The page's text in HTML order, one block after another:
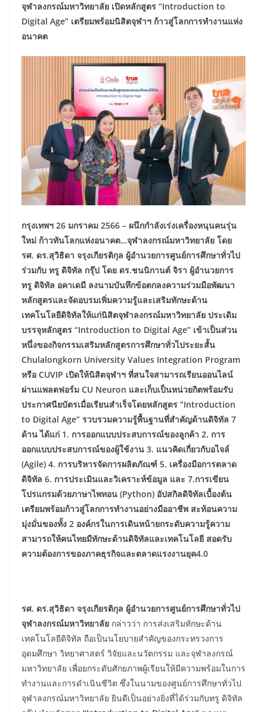
จุฬาลงกรณ์มหาวิทยาลัย เปิดหลักสูตร “Introduction to
Digital Age” เตรียมพร้อมนิสิตจุฬาฯ ก้าวสู่โลกการทำงานแห่ง
อนาคต
กรุงเทพฯ 26 มกราคม 2566 – ผนึกกำลังเร่งเครื่องหนุนคนรุ่น
ใหม่ ก้าวทันโลกแห่งอนาคต…จุฬาลงกรณ์มหาวิทยาลัย โดย
รศ. ดร.สุวิธิดา จรุงเกียรติกุล ผู้อำนวยการศูนย์การศึกษาทั่วไป
ร่วมกับ ทรู ดิจิทัล กรุ๊ป โดย ดร.ชนนิกานต์ จิรา ผู้อำนวยการ
ทรู ดิจิทัล อคาเดมี ลงนามบันทึกข้อตกลงความร่วมมือพัฒนา
หลักสูตรและจัดอบรมเพิ่มความรู้และเสริมทักษะด้าน
เทคโนโลยีดิจิทัลให้แก่นิสิตจุฬาลงกรณ์มหาวิทยาลัย ประเดิม
บรรจุหลักสูตร “Introduction to Digital Age” เข้าเป็นส่วน
หนึ่งของกิจกรรมเสริมหลักสูตรการศึกษาทั่วไประยะสั้น
Chulalongkorn University Values Integration Program
หรือ CUVIP เปิดให้นิสิตจุฬาฯ ที่สนใจสามารถเรียนออนไลน์
ผ่านแพลตฟอร์ม CU Neuron และเก็บเป็นหน่วยกิตพร้อมรับ
ประกาศนียบัตรเมื่อเรียนสำเร็จโดยหลักสูตร “Introduction
to Digital Age” รวบรวมความรู้พื้นฐานที่สำคัญด้านดิจิทัล 7
ด้าน ได้แก่ 1. การออกแบบประสบการณ์ของลูกค้า 2. การ
ออกแบบประสบการณ์ของผู้ใช้งาน 3. แนวคิดเกี่ยวกับอไจล์
(Agile) 4. การบริหารจัดการผลิตภัณฑ์ 5. เครื่องมือการตลาด
ดิจิทัล 6. การประเมินและวิเคราะห์ข้อมูล และ 7.การเขียน
โปรแกรมด้วยภาษาไพทอน (Python) อัปสกิลดิจิทัลเบื้องต้น
เตรียมพร้อมก้าวสู่โลกการทำงานอย่างมืออาชีพ สะท้อนความ
มุ่งมั่นของทั้ง 2 องค์กรในการเดินหน้ายกระดับความรู้ความ
สามารถให้คนไทยมีทักษะด้านดิจิทัลและเทคโนโลยี สอดรับ
ความต้องการของภาคธุรกิจและตลาดแรงงานยุค4.0
รศ. ดร.สุวิธิดา จรุงเกียรติกุล ผู้อำนวยการศูนย์การศึกษาทั่วไป
จุฬาลงกรณ์มหาวิทยาลัย กล่าวว่า การส่งเสริมทักษะด้าน
เทคโนโลยีดิจิทัล ถือเป็นนโยบายสำคัญของกระทรวงการ
อุดมศึกษา วิทยาศาสตร์ วิจัยและนวัตกรรม และจุฬาลงกรณ์
มหาวิทยาลัย เพื่อยกระดับศักยภาพผู้เรียนให้มีความพร้อมในการ
ทำงานและการดำเนินชีวิต ซึ่งในนามของศูนย์การศึกษาทั่วไป
จุฬาลงกรณ์มหาวิทยาลัย ยินดีเป็นอย่างยิ่งที่ได้ร่วมกับทรู ดิจิทัล